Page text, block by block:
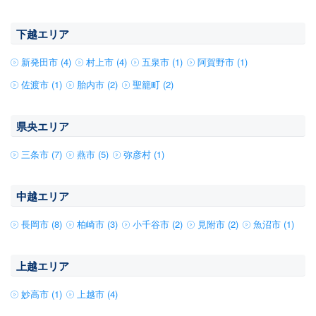
下越エリア
新発田市 (4) 村上市 (4) 五泉市 (1)
阿賀野市 (1)
佐渡市 (1)
胎内市 (2) 聖籠町 (2)
県央エリア
三条市 (7) 燕市 (5) 弥彦村 (1)
中越エリア
長岡市 (8) 柏崎市 (3) 小千谷市 (2) 見附市 (2) 魚沼市 (1)
上越エリア
妙高市 (1) 上越市 (4)